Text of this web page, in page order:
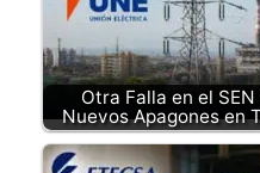
Otra Falla en el
Nuevos Apagones en